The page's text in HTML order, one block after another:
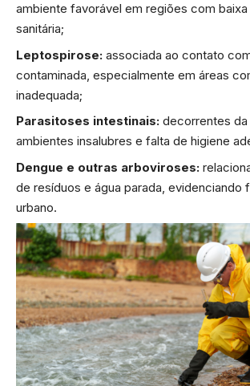
ambiente favorável em regiões com
sanitária;
Leptospirose: associada ao contato
contaminada, especialmente em áreas
inadequada;
Parasitoses intestinais: decorrentes
ambientes insalubres e falta de higiene
Dengue e outras arboviroses:
de resíduos e água parada, evidenciando
urbano.